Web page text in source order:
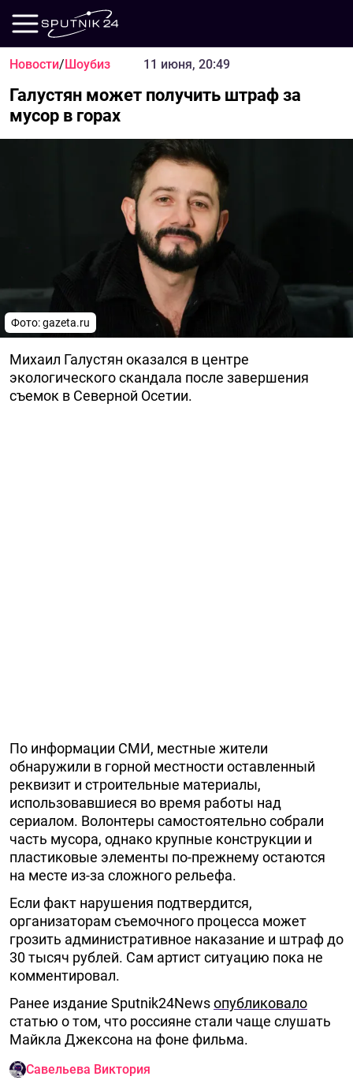
Новости/Шоубиз 11 июня, 20:49
Галустян может получить штраф за
мусор в горах
Фото: gazeta.ru
Михаил Галустян оказался в центре
экологического скандала после завершения
съемок в Северной Осетии.
По информации СМИ, местные жители
обнаружили в горной местности оставленный
реквизит и строительные материалы,
использовавшиеся во время работы над
сериалом. Волонтеры самостоятельно собрали
часть мусора, однако крупные конструкции и
пластиковые элементы по-прежнему остаются
на месте из-за сложного рельефа.
Если факт нарушения подтвердится,
организаторам съемочного процесса может
грозить административное наказание и штраф до
30 тысяч рублей. Сам артист ситуацию пока не
комментировал.
Ранее издание Sputnik24Newsопубликовало
статью о том, что россияне стали чаще слушать
Майкла Джексона на фоне фильма.
Савельева Виктория